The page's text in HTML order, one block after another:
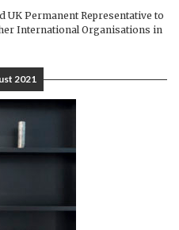
UK Permanent Representative to
International Organisations in
2021